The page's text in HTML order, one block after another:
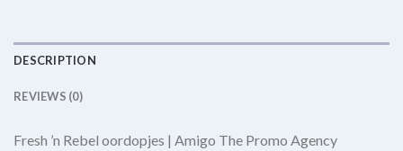
DESCRIPTION
REVIEWS (0)
Fresh ’n Rebel oordopjes | Amigo The Promo Agency